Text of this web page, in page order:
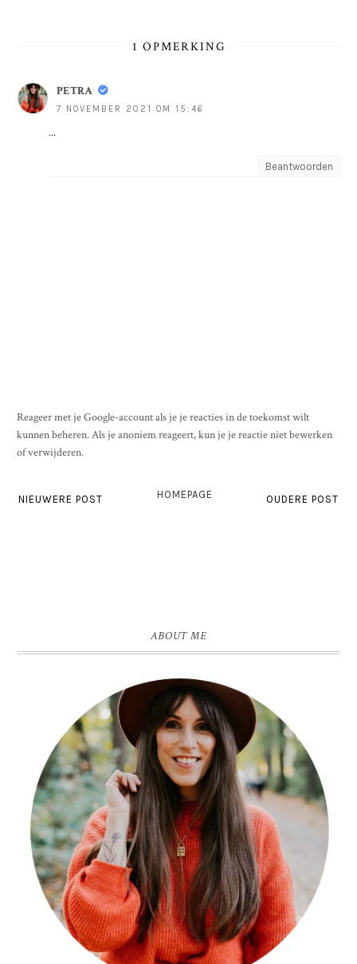
1 OPMERKING
PETRA
7 NOVEMBER 2021 OM 15:46
...
Beantwoorden
Reageer met je Google-account als je je reacties in de toekomst wilt
kunnen beheren. Als je anoniem reageert, kun je je reactie niet bewerken
of verwijderen.
NIEUWERE POST OUDERE POST
HOMEPAGE
ABOUT ME